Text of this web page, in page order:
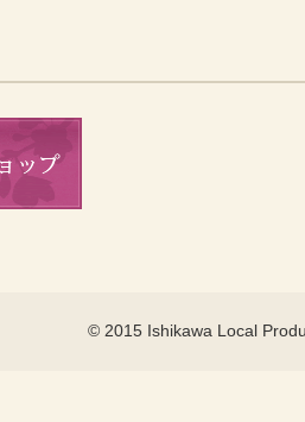
© 2015 Ishikawa Local